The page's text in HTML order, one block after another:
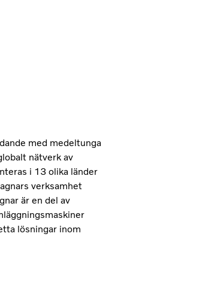
med medeltunga
nätverk av
i 13 olika länder
verksamhet
är en del av
lösningar inom